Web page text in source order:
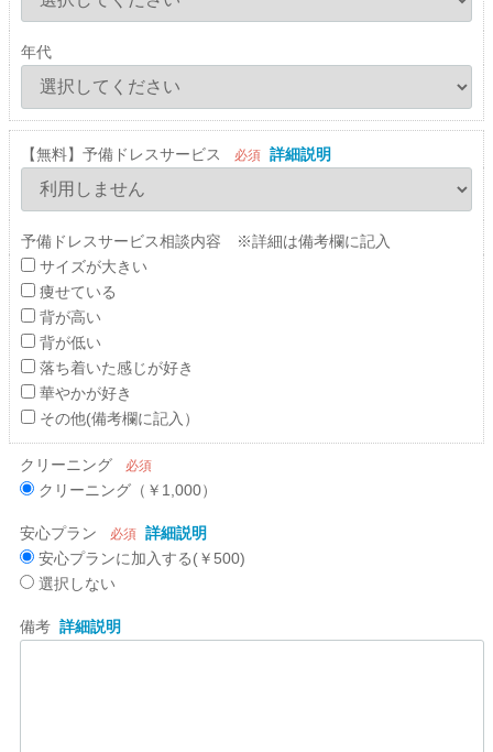
年代
【無料】予備ドレスサービス 必須 詳細説明
予備ドレスサービス相談内容 ※詳細は備考欄に記入
サイズが大きい
痩せている
背が高い
背が低い
落ち着いた感じが好き
華やかが好き
その他(備考欄に記入）
クリーニング 必須
クリーニング（￥1,000）
安心プラン 必須 詳細説明
安心プランに加入する(￥500)
選択しない
備考 詳細説明